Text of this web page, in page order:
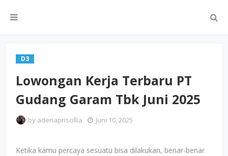
D3
Lowongan Kerja Terbaru PT
Gudang Garam Tbk Juni 2025
by adenapriscillia Juni 10, 2025
Ketika kamu percaya sesuatu bisa dilakukan, benar-benar